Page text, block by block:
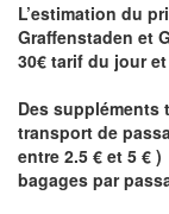
L’estimation du
Graffenstaden et
30€ tarif du jour
Des
transport de
entre 2.5 € et 5 €
bagages par